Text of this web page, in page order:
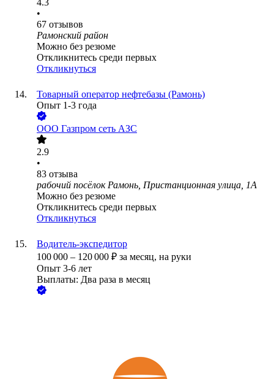
4.3
•
67 отзывов
Рамонский район
Можно без резюме
Откликнитесь среди первых
Откликнуться
Товарный оператор нефтебазы (Рамонь)
Опыт 1-3 года
ООО Газпром сеть АЗС
2.9
•
83 отзыва
рабочий посёлок Рамонь, Пристанционная улица, 1А
Можно без резюме
Откликнитесь среди первых
Откликнуться
Водитель-экспедитор
100 000 – 120 000 ₽ за месяц, на руки
Опыт 3-6 лет
Выплаты: Два раза в месяц